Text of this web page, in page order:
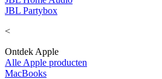
JBL Partybox
<
Ontdek Apple
Alle Apple producten
MacBooks